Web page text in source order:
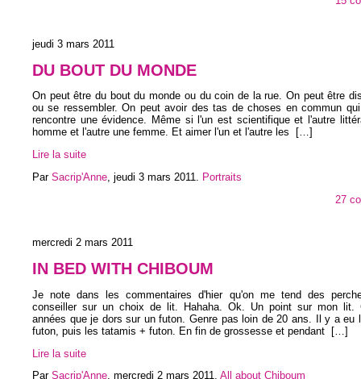
jeudi 3 mars 2011
DU BOUT DU MONDE
On peut être du bout du monde ou du coin de la rue. On peut être
ou se ressembler. On peut avoir des tas de choses en commun
rencontre une évidence. Même si l'un est scientifique et l'autre
homme et l'autre une femme. Et aimer l'un et l'autre les
[…]
Lire la suite
Par Sacrip'Anne jeudi 3 mars 2011
Portraits
27
mercredi 2 mars 2011
IN BED WITH CHIBOUM
Je note dans les commentaires d'hier qu'on me tend des
conseiller sur un choix de lit. Hahaha. Ok. Un point sur mon lit.
années que je dors sur un futon. Genre pas loin de 20 ans. Il y a eu
futon, puis les tatamis + futon. En fin de grossesse et pendant […]
Lire la suite
Par Sacrip'Anne, mercredi 2 mars 2011. All about Chiboum